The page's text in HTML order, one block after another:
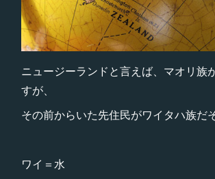
ニュージーランドと言えば、マオリ族
すが、
その前からいた先住民がワイタハ族だ
ワイ＝水